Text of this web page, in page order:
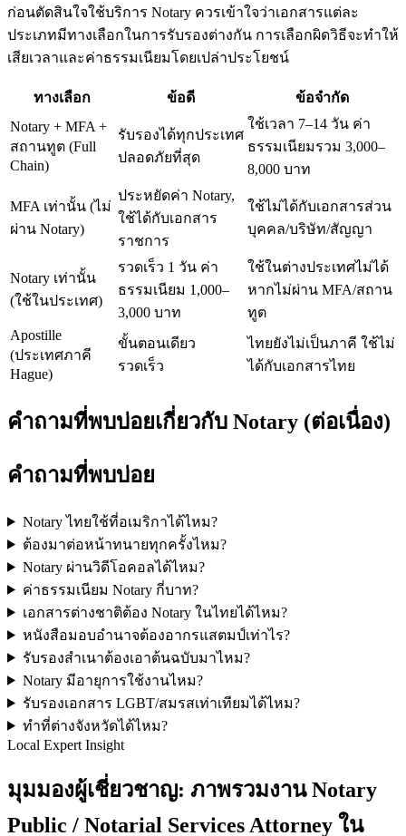
ก่อนตัดสินใจใช้บริการ Notary ควรเข้าใจว่าเอกสารแต่ละ
ประเภทมีทางเลือกในการรับรองต่างกัน การเลือกผิดวิธีจะทำให้
เสียเวลาและค่าธรรมเนียมโดยเปล่าประโยชน์
ทางเลือก ข้อดี
ข้อจำกัด
Notary + MFA +
สถานทูต (Full
Chain)
รับรองได้ทุกประเทศ
ปลอดภัยที่สุด
ใช้เวลา 7–14 วัน ค่า
ธรรมเนียมรวม 3,000–
8,000 บาท
MFA เท่านั้น (ไม่
ผ่าน Notary)
ประหยัดค่า Notary,
ใช้ได้กับเอกสาร
ราชการ
ใช้ไม่ได้กับเอกสารส่วน
บุคคล/บริษัท/สัญญา
Notary เท่านั้น
(ใช้ในประเทศ)
รวดเร็ว 1 วัน ค่า
ธรรมเนียม 1,000–
3,000 บาท
ใช้ในต่างประเทศไม่ได้
หากไม่ผ่าน MFA/สถาน
ทูต
Apostille
(ประเทศภาคี
Hague)
ขั้นตอนเดียว
รวดเร็ว
ไทยยังไม่เป็นภาคี ใช้ไม่
ได้กับเอกสารไทย
คำถามที่พบบ่อยเกี่ยวกับ Notary (ต่อเนื่อง)
คำถามที่พบบ่อย
Notary ไทยใช้ที่อเมริกาได้ไหม?
ต้องมาต่อหน้าทนายทุกครั้งไหม?
Notary ผ่านวิดีโอคอลได้ไหม?
ค่าธรรมเนียม Notary กี่บาท?
เอกสารต่างชาติต้อง Notary ในไทยได้ไหม?
หนังสือมอบอำนาจต้องอากรแสตมป์เท่าไร?
รับรองสำเนาต้องเอาต้นฉบับมาไหม?
Notary มีอายุการใช้งานไหม?
รับรองเอกสาร LGBT/สมรสเท่าเทียมได้ไหม?
ทำที่ต่างจังหวัดได้ไหม?
Local Expert Insight
มุมมองผู้เชี่ยวชาญ: ภาพรวมงาน Notary
Public / Notarial Services Attorney ใน